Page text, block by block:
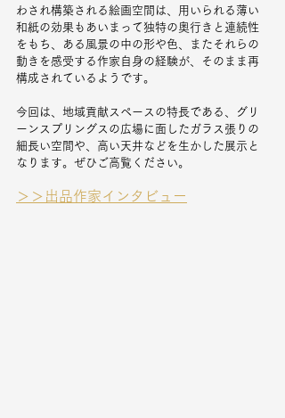
わされ構築される絵画空間は、用いられる薄い
和紙の効果もあいまって独特の奥行きと連続性
をもち、ある風景の中の形や色、またそれらの
動きを感受する作家自身の経験が、そのまま再
構成されているようです。
今回は、地域貢献スペースの特長である、グリ
ーンスプリングスの広場に面したガラス張りの
細長い空間や、高い天井などを生かした展示と
なります。ぜひご高覧ください。
＞＞出品作家インタビュー